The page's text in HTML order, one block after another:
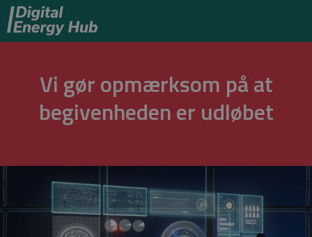
Vi gør opmærksom på at
begivenheden er udløbet